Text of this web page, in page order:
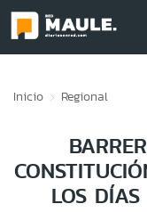
Inicio Regional
LOS